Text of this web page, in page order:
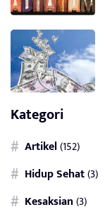
Kategori
Artikel(152)
Hidup Sehat(3)
Kesaksian(3)